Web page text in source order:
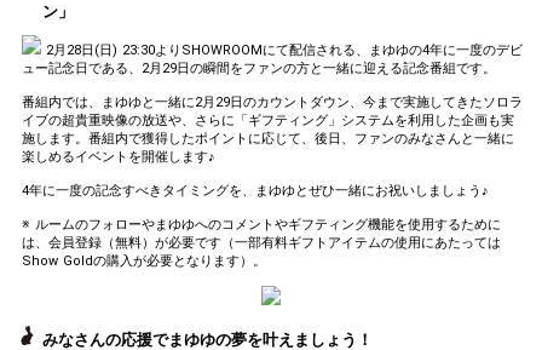
Throw gifts to the stage and join
the live performance.
First, try throwing free Stars
(once a day)! You can also charge
Show Gold to purchase gifts
(available from 1 JPY)! When you
continue to send gifts to the
performer(s), the performer's
ranking go up.
To cheer on performers, you can
send them gifts.
To send performers paid items,
you must use Show Gold.
refrain from posting comments
that may offend performers or
other users.
ン」
2月28日(日) 23:30よりSHOWROOMにて配信される、まゆゆの4年に一度のデビ
ュー記念日である、2月29日の瞬間をファンの方と一緒に迎える記念番組です。
番組内では、まゆゆと一緒に2月29日のカウントダウン、今まで実施してきたソロラ
イブの超貴重映像の放送や、さらに「ギフティング」システムを利用した企画も実
施します。番組内で獲得したポイントに応じて、後日、ファンのみなさんと一緒に
楽しめるイベントを開催します♪
4年に一度の記念すべきタイミングを、まゆゆとぜひ一緒にお祝いしましょう♪
※ ルームのフォローやまゆゆへのコメントやギフティング機能を使用するために
は、会員登録（無料）が必要です（一部有料ギフトアイテムの使用にあたっては
Show Goldの購入が必要となります）。
みなさんの応援でまゆゆの夢を叶えましょう！